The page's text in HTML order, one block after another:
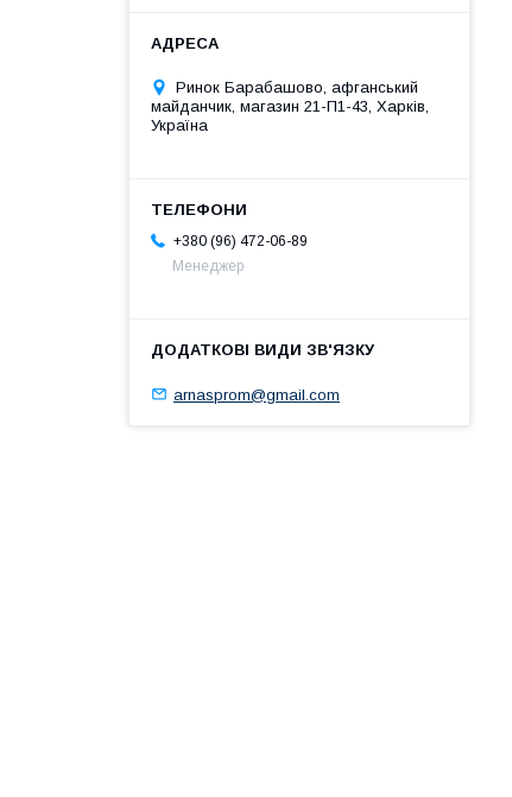
Ринок Барабашово, афганський
майданчик, магазин 21-П1-43, Харків,
Україна
+380 (96) 472-06-89
Менеджер
arnasprom@gmail.com